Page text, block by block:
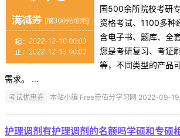
国500余所院校考研
资格考试、1100多种
含电子书、题库、全
您是考研复习、考证
等，不同类型的产品
需求。 ...
考试优惠券 本站小编 Free壹佰分学习网 2022-09-19
护理调剂有护理调剂的名额吗学硕和专硕